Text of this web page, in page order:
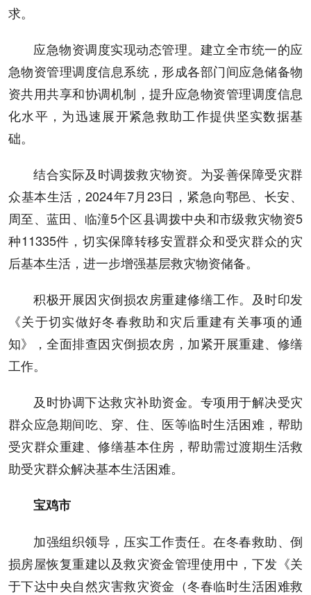
求。
应急物资调度实现动态管理。建立全市统一的应
急物资管理调度信息系统，形成各部门间应急储备物
资共用共享和协调机制，提升应急物资管理调度信息
化水平，为迅速展开紧急救助工作提供坚实数据基
础。
结合实际及时调拨救灾物资。为妥善保障受灾群
众基本生活，2024年7月23日，紧急向鄠邑、长安、
周至、蓝田、临潼5个区县调拨中央和市级救灾物资5
种11335件，切实保障转移安置群众和受灾群众的灾
后基本生活，进一步增强基层救灾物资储备。
积极开展因灾倒损农房重建修缮工作。及时印发
《关于切实做好冬春救助和灾后重建有关事项的通
知》，全面排查因灾倒损农房，加紧开展重建、修缮
工作。
及时协调下达救灾补助资金。专项用于解决受灾
群众应急期间吃、穿、住、医等临时生活困难，帮助
受灾群众重建、修缮基本住房，帮助需过渡期生活救
助受灾群众解决基本生活困难。
宝鸡市
加强组织领导，压实工作责任。在冬春救助、倒
损房屋恢复重建以及救灾资金管理使用中，下发《关
于下达中央自然灾害救灾资金（冬春临时生活困难救